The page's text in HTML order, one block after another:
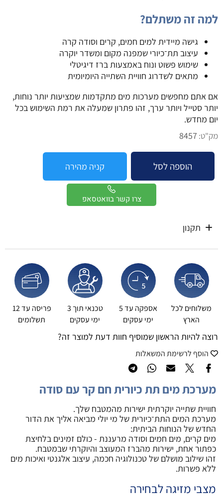
למה זה משתלם?
גישה מיידית למים חמים, קרים וסודה קרה
עיצוב תת־כיורי שמפנה מקום ומשדר יוקרה
שימוש פשוט ונוח באמצעות ברז דיגיטלי
מתאים לשדרוג חוויית השתייה היומיומית
אם אתם מחפשים מערכות מים מתקדמות שמציעות יותר נוחות,
יותר סטייל ויותר ערך, זהו פתרון שמעלה את רמת השימוש בכל
יום מחדש.
מק"ט: 8457
הוספה לסל קניה מהירה
צרו קשר בוואטסאפ
תקנון
משלוחים לכל
הארץ
אספקה עד 5
ימי עסקים
טכנאי תוך 3
ימי עסקים
פריסה עד 12
תשלומים
רוצה להיות הראשון שמוסיף חוות דעת למוצר זה?
הוסף לרשימת המשאלות
מערכת מים תת כיורית חם קר עם סודה
חוויית שתייה יוקרתית ישירות מהמטבח שלך.
מערכת המים התת־כיורית של מי יולי מביאה אליך את הדור
החדש של הנוחות הביתית:
מים קרים, מים חמים וסודה מרעננת - כולם זמינים בלחיצת
כפתור אחת, ישירות מהברז המעוצב והיוקרתי שבמטבח.
זהו שילוב מושלם של טכנולוגיה חכמה, עיצוב אלגנטי ואיכות מים
ללא פשרות.
מצבי מזיגה לבחירה